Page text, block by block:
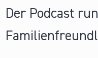
Der Podcast